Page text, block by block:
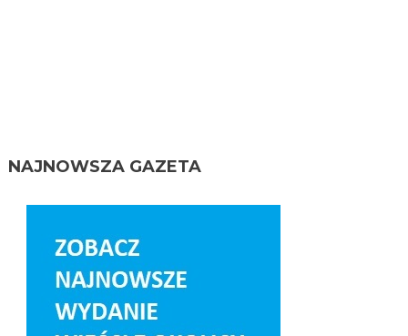
NAJNOWSZA GAZETA